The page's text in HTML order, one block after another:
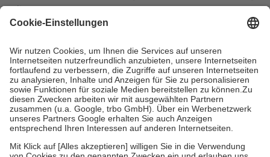
mit.
Grundsätzlich leisten Mitglieder Zuzahlungen in Höhe von zehn
höchstens zehn Euro.
Es sind jedoch nie mehr als die tatsächlichen
Kosten der Leistung zu entrichten.
Diese Regeln gelten grundsätzlich auch für Online-Apotheken.
Bei Heilmitteln und häuslicher Krankenpflege beträgt die
Zuzahlung zehn Prozent der Kosten sowie zehn Euro je
Verordnung.
Um das Engagement der Versicherten für ihre eigene Gesundheit zu
stärken und die besondere Stellung der Familie zu unterstützen,
fallenkeine Zuzahlungenan bei: